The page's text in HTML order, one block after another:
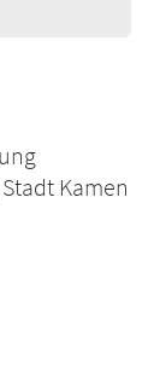
Kamen